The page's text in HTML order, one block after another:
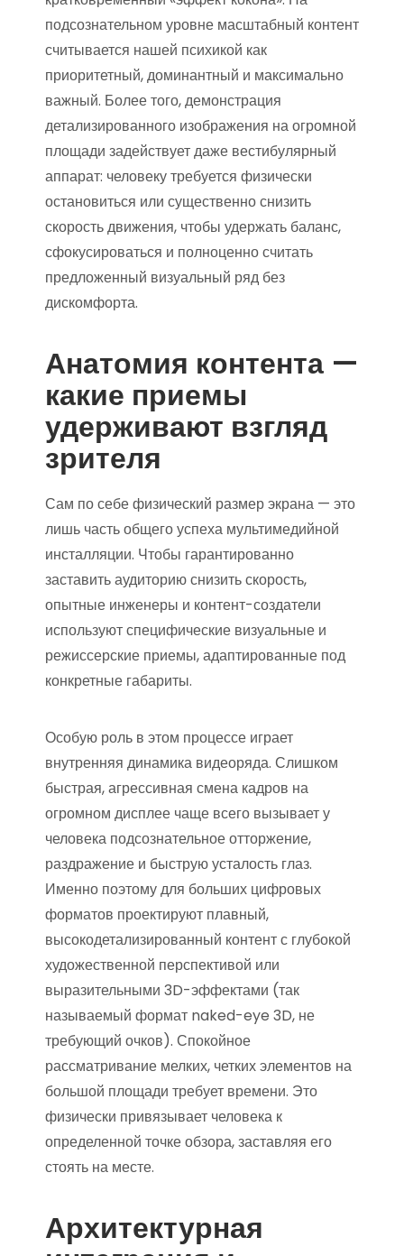
подсознательном уровне масштабный контент
считывается нашей психикой как
приоритетный, доминантный и максимально
важный. Более того, демонстрация
детализированного изображения на огромной
площади задействует даже вестибулярный
аппарат: человеку требуется физически
остановиться или существенно снизить
скорость движения, чтобы удержать баланс,
сфокусироваться и полноценно считать
предложенный визуальный ряд без
дискомфорта.
Анатомия контента —
какие приемы
удерживают взгляд
зрителя
Сам по себе физический размер экрана — это
лишь часть общего успеха мультимедийной
инсталляции. Чтобы гарантированно
заставить аудиторию снизить скорость,
опытные инженеры и контент-создатели
используют специфические визуальные и
режиссерские приемы, адаптированные под
конкретные габариты.
Особую роль в этом процессе играет
внутренняя динамика видеоряда. Слишком
быстрая, агрессивная смена кадров на
огромном дисплее чаще всего вызывает у
человека подсознательное отторжение,
раздражение и быструю усталость глаз.
Именно поэтому для больших цифровых
форматов проектируют плавный,
высокодетализированный контент с глубокой
художественной перспективой или
выразительными 3D-эффектами (так
называемый формат naked-eye 3D, не
требующий очков). Спокойное
рассматривание мелких, четких элементов на
большой площади требует времени. Это
физически привязывает человека к
определенной точке обзора, заставляя его
стоять на месте.
Архитектурная